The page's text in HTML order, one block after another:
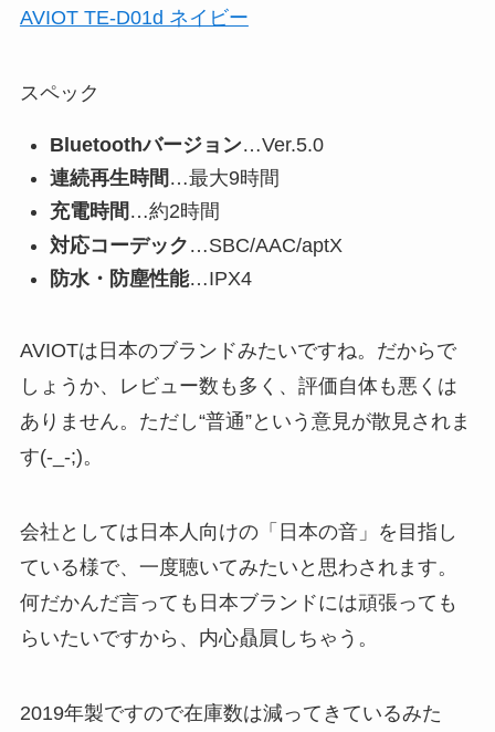
AVIOT TE-D01d ネイビー
スペック
Bluetoothバージョン…Ver.5.0
連続再生時間 …最大9時間
充電時間 …約2時間
対応コーデック …SBC/AAC/aptX
防水・防塵性能…IPX4
AVIOTは日本のブランドみたいですね。だからで
しょうか、レビュー数も多く、評価自体も悪くは
ありません。ただし“普通”という意見が散見されま
す(-_-;)。
会社としては日本人向けの「日本の音」を目指し
ている様で、一度聴いてみたいと思わされます。
何だかんだ言っても日本ブランドには頑張っても
らいたいですから、内心贔屓しちゃう。
2019年製ですので在庫数は減ってきているみた